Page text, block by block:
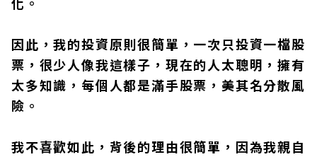
因此，我的投資原則很簡單，一次只投資一檔股
票，很少人像我這樣子，現在的人太聰明，擁有
太多知識，每個人都是滿手股票，美其名分散風
險。
我不喜歡如此，背後的理由很簡單，因為我親自